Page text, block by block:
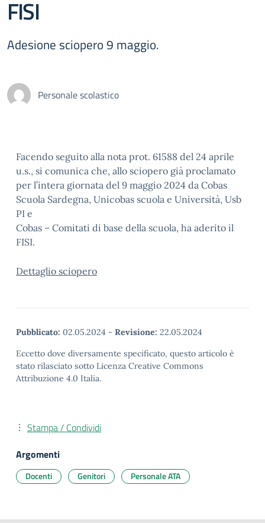
FISI
Adesione sciopero 9 maggio.
Personale scolastico
Facendo seguito alla nota prot. 61588 del 24 aprile
u.s., si comunica che, allo sciopero già proclamato
per l’intera giornata del 9 maggio 2024 da Cobas
Scuola Sardegna, Unicobas scuola e Università, Usb
PI e
Cobas – Comitati di base della scuola, ha aderito il
FISI.
Dettaglio sciopero
Pubblicato: 02.05.2024 - Revisione: 22.05.2024
Eccetto dove diversamente specificato, questo articolo è
stato rilasciato sotto Licenza Creative Commons
Attribuzione 4.0 Italia.
Stampa / Condividi
Argomenti
Docenti Genitori Personale ATA